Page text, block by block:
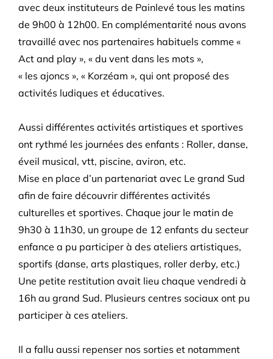
avec deux instituteurs de Painlevé tous les matins
de 9h00 à 12h00. En complémentarité nous avons
travaillé avec nos partenaires habituels comme «
Act and play », « du vent dans les mots »,
« les ajoncs », « Korzéam », qui ont proposé des
activités ludiques et éducatives.
Aussi différentes activités artistiques et sportives
ont rythmé les journées des enfants : Roller, danse,
éveil musical, vtt, piscine, aviron, etc.
Mise en place d’un partenariat avec Le grand Sud
afin de faire découvrir différentes activités
culturelles et sportives. Chaque jour le matin de
9h30 à 11h30, un groupe de 12 enfants du secteur
enfance a pu participer à des ateliers artistiques,
sportifs (danse, arts plastiques, roller derby, etc.)
Une petite restitution avait lieu chaque vendredi à
16h au grand Sud. Plusieurs centres sociaux ont pu
participer à ces ateliers.
Il a fallu aussi repenser nos sorties et notamment